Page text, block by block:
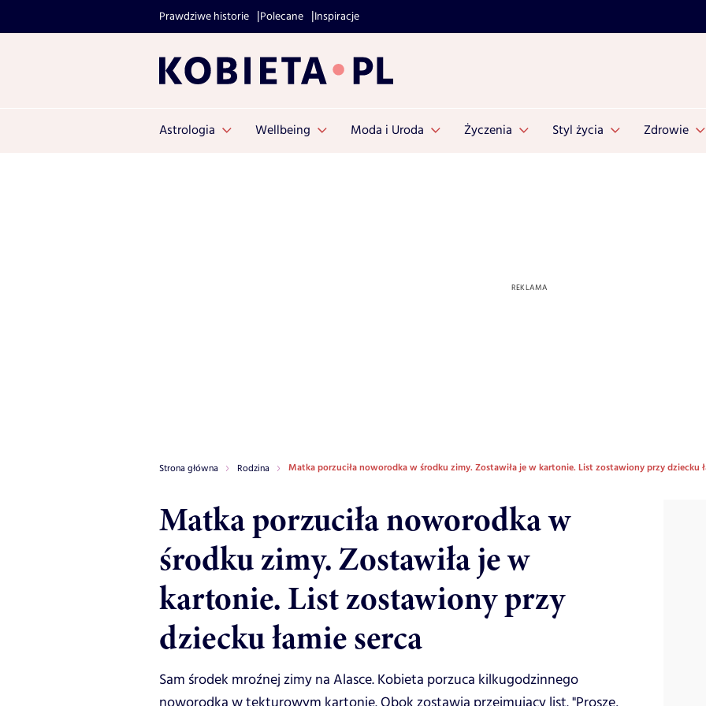
Prawdziwe historie Polecane Inspiracje
Astrologia Wellbeing Moda i Uroda Życzenia Styl życia Zdrowie
Strona główna Rodzina Matka porzuciła noworodka w środku zimy. Zostawiła je w kartonie. List zostawiony przy dziecku
Matka porzuciła noworodka w
środku zimy. Zostawiła je w
kartonie. List zostawiony przy
dziecku łamie serca
Sam środek mroźnej zimy na Alasce. Kobieta porzuca kilkugodzinnego